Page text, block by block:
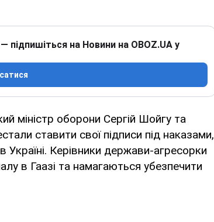
підпишіться на Новини на OBOZ.UA у
міністр оборони Сергій Шойгу та
ставити свої підписи під наказами,
Україні. Керівники держави-агресорки
в Гаазі та намагаються убезпечити